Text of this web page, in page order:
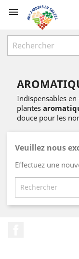

Indispensables
plantes
douce pour les
Veuillez nous
Effectuez une